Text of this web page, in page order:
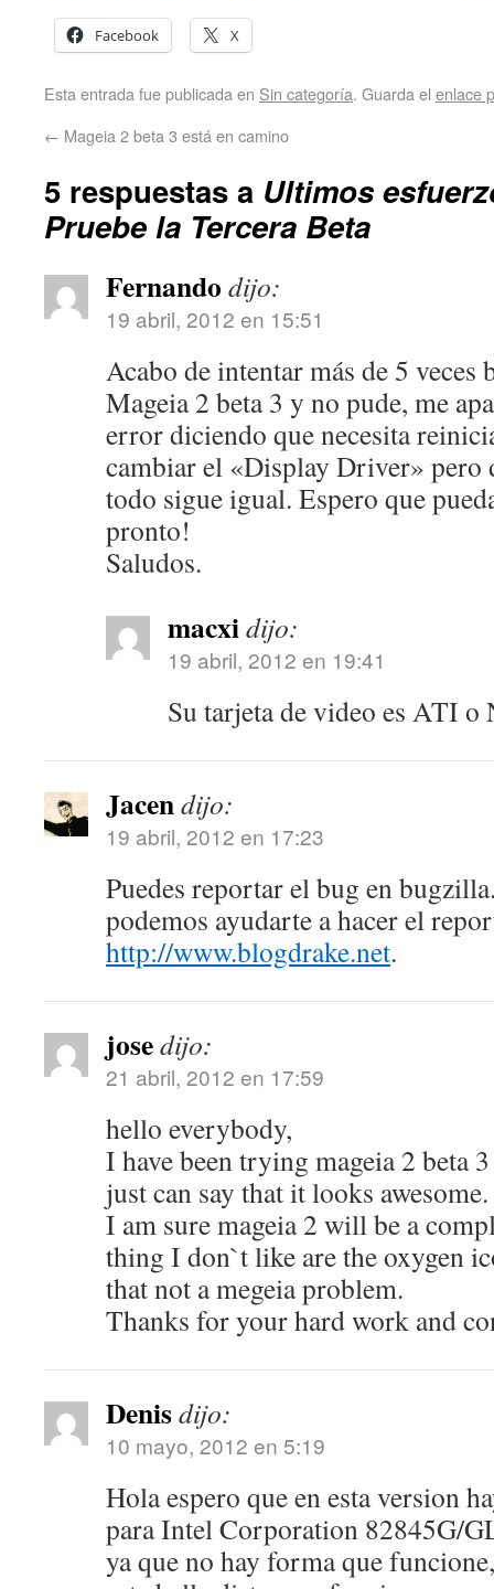
Facebook X
Esta entrada fue publicada en Sin categoría. Guarda el enlace
← Mageia 2 beta 3 está en camino
5 respuestas a Ultimos
Pruebe la Tercera Beta
Fernando dijo:
19 abril, 2012 en 15:51
Acabo de intentar más de 5
Mageia 2 beta 3 y no pude, me
error diciendo que necesita
cambiar el «Display Driver» pero
todo sigue igual. Espero que
pronto!
Saludos.
macxidijo:
19 abril, 2012 en 19:41
Su tarjeta de video es ATI
Jacendijo:
19 abril, 2012 en 17:23
Puedes reportar el bug en
podemos ayudarte a hacer el
http://www.blogdrake.net.
josedijo:
21 abril, 2012 en 17:59
hello everybody,
I have been trying mageia 2 beta
just can say that it looks awesome.
I am sure mageia 2 will be a
thing I don`t like are the oxygen
that not a megeia problem.
Thanks for your hard work and
Denisdijo:
10 mayo, 2012 en 5:19
Hola espero que en esta version
para Intel Corporation 82845G/
ya que no hay forma que